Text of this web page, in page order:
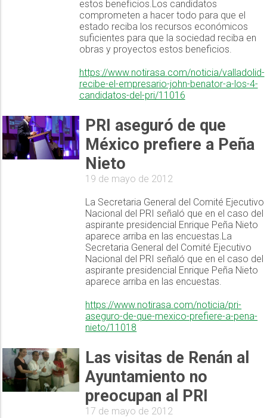
estos beneficios.Los candidatos
comprometen a hacer todo para que el
estado reciba los recursos económicos
suficientes para que la sociedad reciba en
obras y proyectos estos beneficios.
https://www.notirasa.com/noticia/valladolid-
recibe-el-empresario-john-benator-a-los-4-
candidatos-del-pri/11016
PRI aseguró de que
México prefiere a Peña
Nieto
19 de mayo de 2012
La Secretaria General del Comité Ejecutivo
Nacional del PRI señaló que en el caso del
aspirante presidencial Enrique Peña Nieto
aparece arriba en las encuestas.La
Secretaria General del Comité Ejecutivo
Nacional del PRI señaló que en el caso del
aspirante presidencial Enrique Peña Nieto
aparece arriba en las encuestas.
https://www.notirasa.com/noticia/pri-
aseguro-de-que-mexico-prefiere-a-pena-
nieto/11018
Las visitas de Renán al
Ayuntamiento no
preocupan al PRI
17 de mayo de 2012